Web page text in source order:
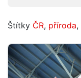
Štítky ČR, příroda,